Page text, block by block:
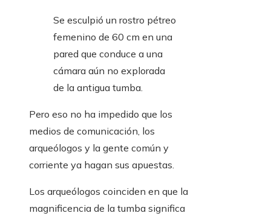
Se esculpió un rostro pétreo
femenino de 60 cm en una
pared que conduce a una
cámara aún no explorada
de la antigua tumba.
Pero eso no ha impedido que los
medios de comunicación, los
arqueólogos y la gente común y
corriente ya hagan sus apuestas.
Los arqueólogos coinciden en que la
magnificencia de la tumba significa